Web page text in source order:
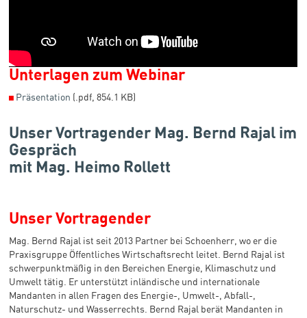
Unterlagen zum Webinar
◼ Präsentation (.pdf, 854.1 KB)
Unser Vortragender Mag. Bernd Rajal im
Gespräch
mit Mag. Heimo Rollett
Unser Vortragender
Mag. Bernd Rajal ist seit 2013 Partner bei Schoenherr, wo er die
Praxisgruppe Öffentliches Wirtschaftsrecht leitet. Bernd Rajal ist
schwerpunktmäßig in den Bereichen Energie, Klimaschutz und
Umwelt tätig. Er unterstützt inländische und internationale
Mandanten in allen Fragen des Energie-, Umwelt-, Abfall-,
Naturschutz- und Wasserrechts. Bernd Rajal berät Mandanten in